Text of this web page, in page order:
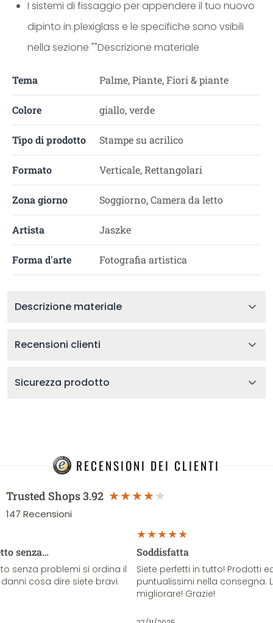
I sistemi di fissaggio per appendere il tuo nuovo
dipinto in plexiglass e le specifiche sono vsibili
nella sezione ""Descrizione materiale
Tema Palme, Piante, Fiori & piante
Colore giallo, verde
Tipo di prodotto Stampe su acrilico
Formato Verticale, Rettangolari
Zona giorno Soggiorno, Camera da letto
Artista Jaszke
Forma d'arte Fotografia artistica
Descrizione materiale
Recensioni clienti
Sicurezza prodotto
RECENSIONI DEI CLIENTI
Trusted Shops3.92
147 Recensioni
senza…
senza problemi si ordina il
cosa dire siete bravi.
Soddisfatta
Siete perfetti in tutto! Prodotti
puntualissimi nella consegna.
migliorare! Grazie!